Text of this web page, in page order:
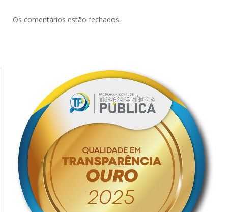
Os comentários estão fechados.